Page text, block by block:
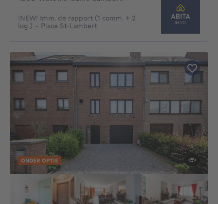
!NEW! Imm. de rapport (1 comm. + 2
log.) - Place St-Lambert
ONDER OPTIE